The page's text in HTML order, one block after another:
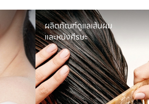
ผลิตภัณฑ์ดูแลเส้นผม
และหนังศีรษะ